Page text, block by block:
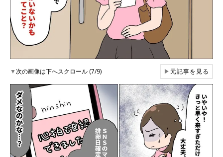
▼次の画像は下へスクロール (7/9) ▶元記事を見る